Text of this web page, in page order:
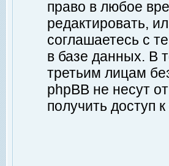
право в любое
редактировать,
соглашаетесь с
в базе данных. В
третьим лицам
phpBB не несут
получить доступ